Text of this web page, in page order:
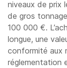
niveaux de prix
de gros
100 000 €.
longue, une
conformité aux
réglementation